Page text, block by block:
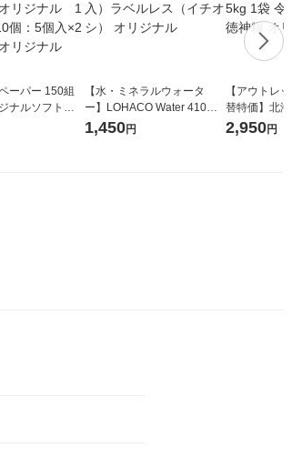
ーパー 150組
ナルソフトパ
ュ フィオナ オ
【水・ミネラルウォータ
ー】LOHACO Water 410ml
1箱（20本入）ラベルレス
1,450円
【アウトレッ
替特価】北海
し 精白米 5kg
2,950円